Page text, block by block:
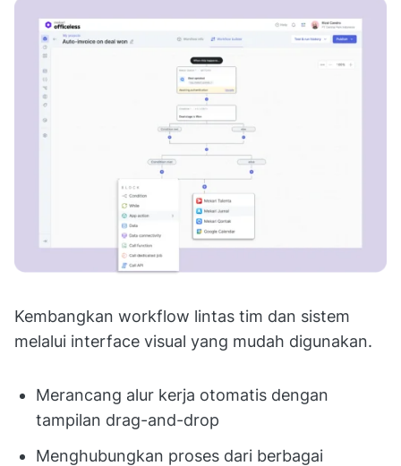
Kembangkan workflow lintas tim dan sistem
melalui interface visual yang mudah digunakan.
Merancang alur kerja otomatis dengan
tampilan drag-and-drop
Menghubungkan proses dari berbagai